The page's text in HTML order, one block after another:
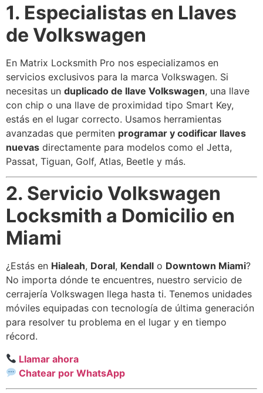
1. Especialistas en Llaves
de Volkswagen
En Matrix Locksmith Pro nos especializamos en
servicios exclusivos para la marca Volkswagen. Si
necesitas un duplicado de llave Volkswagen, una llave
con chip o una llave de proximidad tipo Smart Key,
estás en el lugar correcto. Usamos herramientas
avanzadas que permiten programar y codificar llaves
nuevas directamente para modelos como el Jetta,
Passat, Tiguan, Golf, Atlas, Beetle y más.
2. Servicio Volkswagen
Locksmith a Domicilio en
Miami
¿Estás en Hialeah, Doral, Kendall o Downtown Miami?
No importa dónde te encuentres, nuestro servicio de
cerrajería Volkswagen llega hasta ti. Tenemos unidades
móviles equipadas con tecnología de última generación
para resolver tu problema en el lugar y en tiempo
récord.
Llamar ahora
Chatear por WhatsApp